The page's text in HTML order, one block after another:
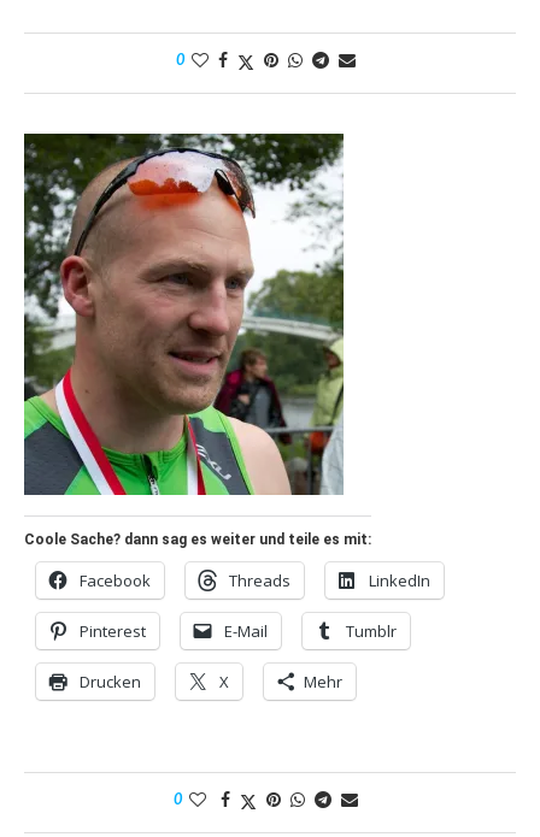
0
Coole Sache? dann sag es weiter und teile es mit:
Facebook Threads LinkedIn
Pinterest E-Mail Tumblr
Drucken X Mehr
0